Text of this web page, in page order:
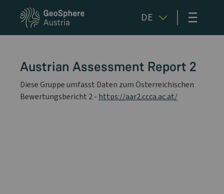
DE ≡
Austrian Assessment Report 2
Diese Gruppe umfasst Daten zum Österreichischen
Bewertungsbericht 2 - https://aar2.ccca.ac.at/